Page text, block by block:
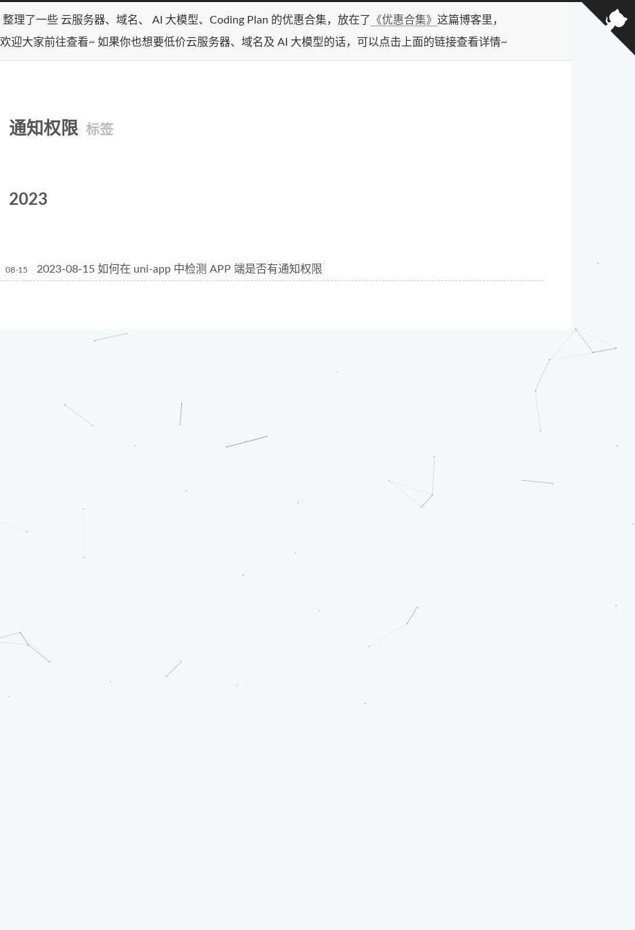
整理了一些 云服务器、域名、 AI 大模型、Coding Plan 的优惠合集，放在了 《优惠合集》 这篇博客里，
欢迎大家前往查看~ 如果你也想要低价云服务器、域名及 AI 大模型的话，可以点击上面的链接查看详情~
通知权限 标签
2023
08-15 2023-08-15 如何在 uni-app 中检测 APP 端是否有通知权限